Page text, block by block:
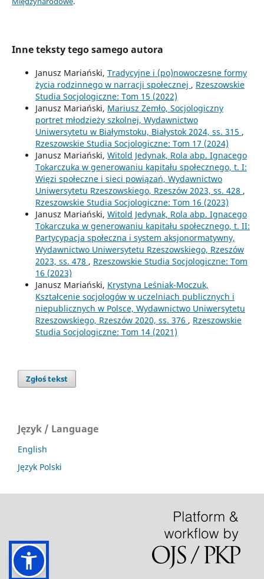
Inne teksty tego samego autora
Janusz Mariański, Tradycyjne i (po)nowoczesne formy
życia rodzinnego w narracji społecznej , Rzeszowskie
Studia Socjologiczne: Tom 15 (2022)
Janusz Mariański, Mariusz Zemło, Socjologiczny
portret młodzieży szkolnej, Wydawnictwo
Uniwersytetu w Białymstoku, Białystok 2024, ss. 315 ,
Rzeszowskie Studia Socjologiczne: Tom 17 (2024)
Janusz Mariański, Witold Jedynak, Rola abp. Ignacego
Tokarczuka w generowaniu kapitału społecznego, t. I:
Więzi społeczne i sieci powiązań, Wydawnictwo
Uniwersytetu Rzeszowskiego, Rzeszów 2023, ss. 428 ,
Rzeszowskie Studia Socjologiczne: Tom 16 (2023)
Janusz Mariański, Witold Jedynak, Rola abp. Ignacego
Tokarczuka w generowaniu kapitału społecznego, t. II:
Partycypacja społeczna i system aksjonormatywny,
Wydawnictwo Uniwersytetu Rzeszowskiego, Rzeszów
2023, ss. 478 , Rzeszowskie Studia Socjologiczne: Tom
16 (2023)
Janusz Mariański, Krystyna Leśniak-Moczuk,
Kształcenie socjologów w uczelniach publicznych i
niepublicznych w Polsce, Wydawnictwo Uniwersytetu
Rzeszowskiego, Rzeszów 2020, ss. 376 , Rzeszowskie
Studia Socjologiczne: Tom 14 (2021)
Zgłoś tekst
Język / Language
English
Język Polski